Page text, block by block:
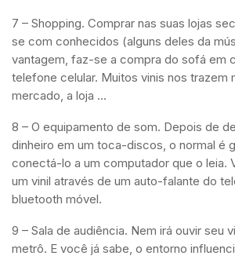
7 – Shopping. Comprar nas suas lojas
se com conhecidos (alguns deles da
vantagem, faz-se a compra do sofá em
telefone celular. Muitos vinis nos trazem
mercado, a loja …
8 – O equipamento de som. Depois de
dinheiro em um toca-discos, o normal é
conectá-lo a um computador que o leia.
um vinil através de um auto-falante do
bluetooth móvel.
9 – Sala de audiência. Nem irá ouvir seu
metrô. E você já sabe, o entorno